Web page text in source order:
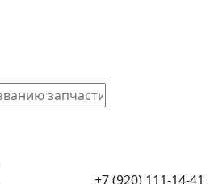
+7 (920) 111-14-41